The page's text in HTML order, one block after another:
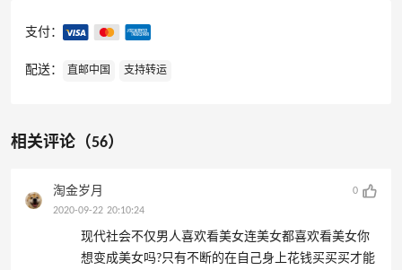
支付：
配送： 直邮中国 支持转运
相关评论（56）
淘金岁月
0
2020-09-22 20:10:24
现代社会不仅男人喜欢看美女连美女都喜欢看美女你
想变成美女吗?只有不断的在自己身上花钱买买买才能